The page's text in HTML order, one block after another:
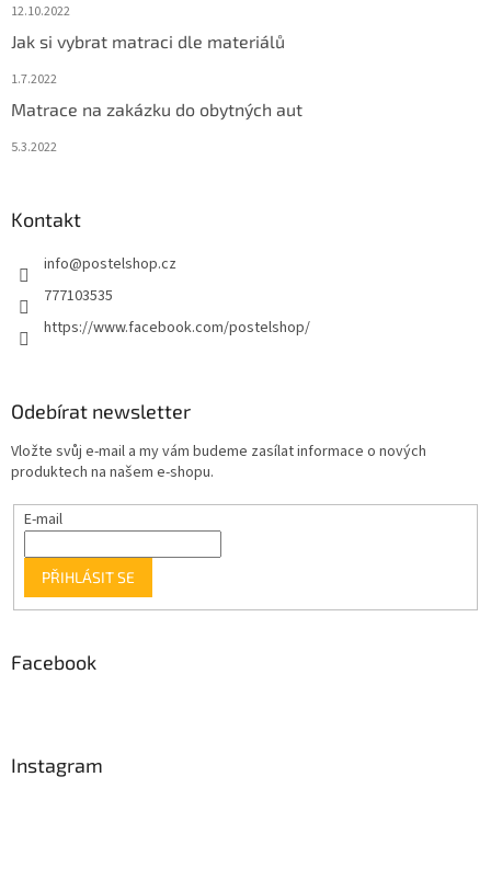
12.10.2022
Jak si vybrat matraci dle materiálů
1.7.2022
Matrace na zakázku do obytných aut
5.3.2022
Kontakt
info@postelshop.cz
777103535
https://www.facebook.com/postelshop/
Odebírat newsletter
Vložte svůj e-mail a my vám budeme zasílat informace o nových
produktech na našem e-shopu.
E-mail
PŘIHLÁSIT SE
Facebook
Instagram